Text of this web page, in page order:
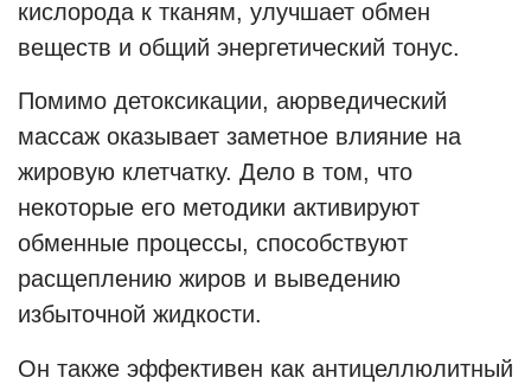
кислорода к тканям, улучшает обмен
веществ и общий энергетический тонус.
Помимо детоксикации, аюрведический
массаж оказывает заметное влияние на
жировую клетчатку. Дело в том, что
некоторые его методики активируют
обменные процессы, способствуют
расщеплению жиров и выведению
избыточной жидкости.
Он также эффективен как антицеллюлитный